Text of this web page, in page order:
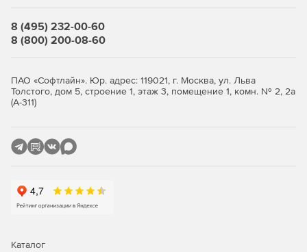
достопримечательностей, подбор ближайших
объектов по фильтрам.
автопарка и заказов на карте, распределение задач
по исполнителям, контроль геозон, анализ
карте с фильтрами по району, инфраструктуре и цене,
визуализация доступности школ, ТЦ, остановок,
8 (495) 232-00-60
8 (800) 200-08-60
ПАО «Софтлайн». Юр. адрес: 119021, г. Москва, ул. Льва
Толстого, дом 5, строение 1, этаж 3, помещение 1, комн. № 2, 2а
(А-311)
Каталог